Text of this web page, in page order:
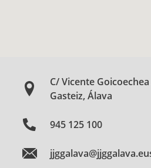
C/ Vicente
Gasteiz, Álava
945 125 100